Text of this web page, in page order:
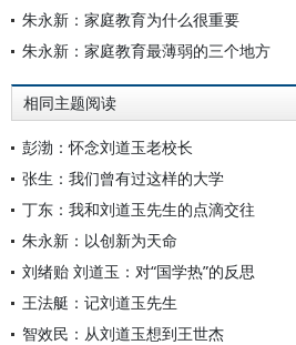
朱永新：家庭教育为什么很重要
朱永新：家庭教育最薄弱的三个地方
相同主题阅读
彭渤：怀念刘道玉老校长
张生：我们曾有过这样的大学
丁东：我和刘道玉先生的点滴交往
朱永新：以创新为天命
刘绪贻 刘道玉：对“国学热”的反思
王法艇：记刘道玉先生
智效民：从刘道玉想到王世杰